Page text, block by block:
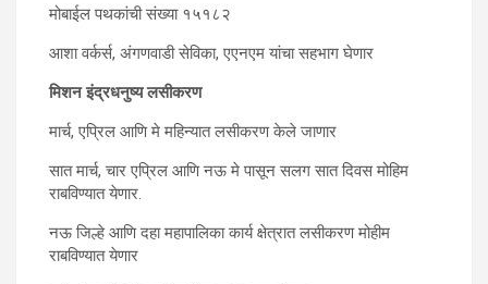
मोबाईल पथकांची संख्या १५१८२
आशा वर्कर्स, अंगणवाडी सेविका, एएनएम यांचा सहभाग घेणार
मिशन इंद्रधनुष्य लसीकरण
मार्च, एप्रिल आणि मे महिन्यात लसीकरण केले जाणार
सात मार्च, चार एप्रिल आणि नऊ मे पासून सलग सात दिवस मोहिम
राबविण्यात येणार.
नऊ जिल्हे आणि दहा महापालिका कार्य क्षेत्रात लसीकरण मोहीम
राबविण्यात येणार